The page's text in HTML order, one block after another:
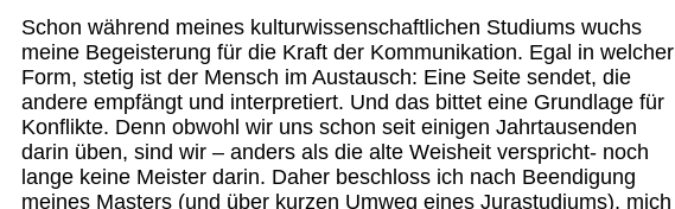
Schon während meines kulturwissenschaftlichen Studiums wuchs
meine Begeisterung für die Kraft der Kommunikation. Egal in welcher
Form, stetig ist der Mensch im Austausch: Eine Seite sendet, die
andere empfängt und interpretiert. Und das bittet eine Grundlage für
Konflikte. Denn obwohl wir uns schon seit einigen Jahrtausenden
darin üben, sind wir – anders als die alte Weisheit verspricht- noch
lange keine Meister darin. Daher beschloss ich nach Beendigung
meines Masters (und über kurzen Umweg eines Jurastudiums), mich